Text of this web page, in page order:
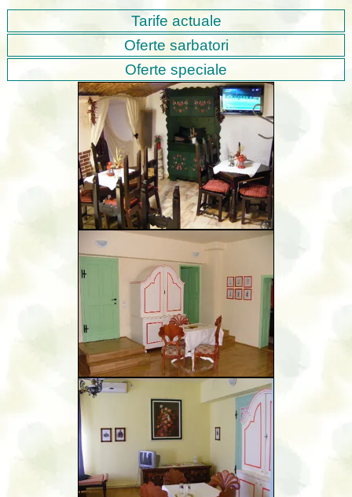
Tarife actuale
Oferte sarbatori
Oferte speciale